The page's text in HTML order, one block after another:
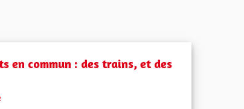
en commun : des trains, et des